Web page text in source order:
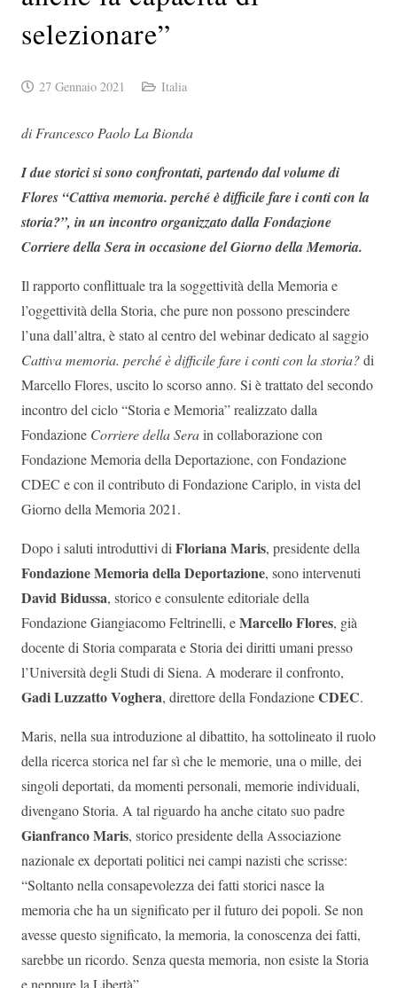
selezionare”
27 Gennaio 2021 Italia
di Francesco Paolo La Bionda
I due storici si sono confrontati, partendo dal volume di
Flores “Cattiva memoria. perché è difficile fare i conti con la
storia?”, in un incontro organizzato dalla Fondazione
Corriere della Sera in occasione del Giorno della Memoria.
Il rapporto conflittuale tra la soggettività della Memoria e
l’oggettività della Storia, che pure non possono prescindere
l’una dall’altra, è stato al centro del webinar dedicato al saggio
Cattiva memoria. perché è difficile fare i conti con la storia?di
Marcello Flores, uscito lo scorso anno. Si è trattato del secondo
incontro del ciclo “Storia e Memoria” realizzato dalla
Fondazione Corriere della Serain collaborazione con
Fondazione Memoria della Deportazione, con Fondazione
CDEC e con il contributo di Fondazione Cariplo, in vista del
Giorno della Memoria 2021.
Dopo i saluti introduttivi diFloriana Maris, presidente della
Fondazione Memoria della Deportazione, sono intervenuti
David Bidussa, storico e consulente editoriale della
Fondazione Giangiacomo Feltrinelli, eMarcello Flores, già
docente di Storia comparata e Storia dei diritti umani presso
l’Università degli Studi di Siena. A moderare il confronto,
Gadi Luzzatto Voghera, direttore della FondazioneCDEC.
Maris, nella sua introduzione al dibattito, ha sottolineato il ruolo
della ricerca storica nel far sì che le memorie, una o mille, dei
singoli deportati, da momenti personali, memorie individuali,
divengano Storia. A tal riguardo ha anche citato suo padre
Gianfranco Maris, storico presidente della Associazione
nazionale ex deportati politici nei campi nazisti che scrisse:
“Soltanto nella consapevolezza dei fatti storici nasce la
memoria che ha un significato per il futuro dei popoli. Se non
avesse questo significato, la memoria, la conoscenza dei fatti,
sarebbe un ricordo. Senza questa memoria, non esiste la Storia